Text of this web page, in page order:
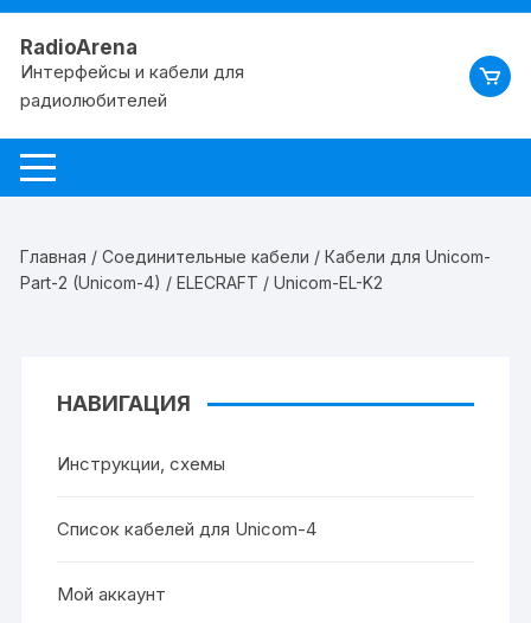
RadioArena
Интерфейсы и кабели для
радиолюбителей
Главная /Соединительные кабели /Кабели для Unicom-
Part-2 (Unicom-4) /ELECRAFT / Unicom-EL-K2
НАВИГАЦИЯ
Инструкции, схемы
Список кабелей для Unicom-4
Мой аккаунт